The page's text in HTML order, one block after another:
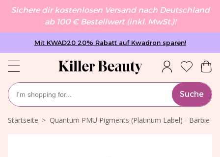
Sichere dir kostenlosen Versand nach Deutschland
ab 100 € Bestellwert (inkl. MwSt.)!
Mit KWAD20 20% Rabatt auf Kwadron sparen!
Suche
Startseite Quantum PMU Pigments (Platinum Label) - Barbie